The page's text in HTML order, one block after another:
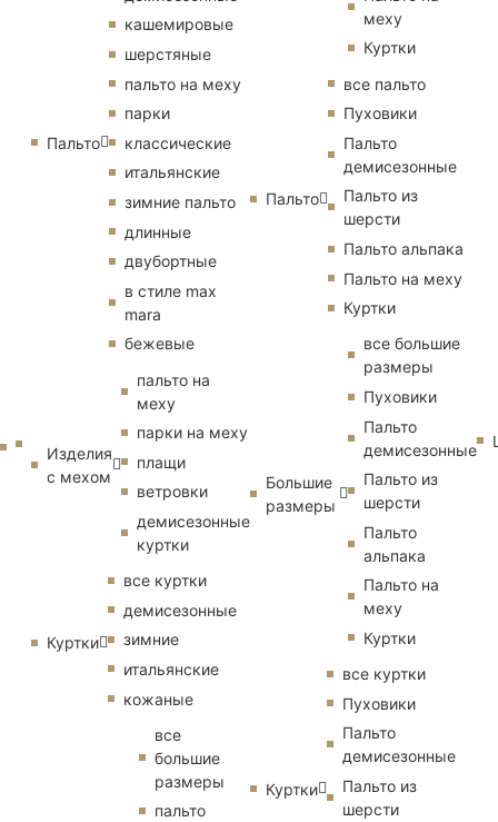
Пальто
кашемировые
шерстяные
пальто на меху
парки
классические
итальянские
зимние пальто
длинные
двубортные
в стиле max
mara
бежевые
Изделия
с мехом
пальто на
меху
парки на меху
плащи
ветровки
демисезонные
куртки
Куртки
все куртки
демисезонные
зимние
итальянские
кожаные
все
большие
размеры
пальто
меху
Куртки
Пальто
все пальто
Пуховики
Пальто
демисезонные
Пальто из
шерсти
Пальто альпака
Пальто на меху
Куртки
Большие
размеры
все большие
размеры
Пуховики
Пальто
демисезонные
Пальто из
шерсти
Пальто
альпака
Пальто на
меху
Куртки
Куртки
все куртки
Пуховики
Пальто
демисезонные
Пальто из
шерсти